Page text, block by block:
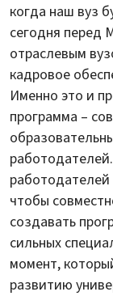
когда наш вуз
сегодня перед
отраслевым
кадровое
Именно это и
программа –
чтобы
создавать
сильных
момент,
развитию